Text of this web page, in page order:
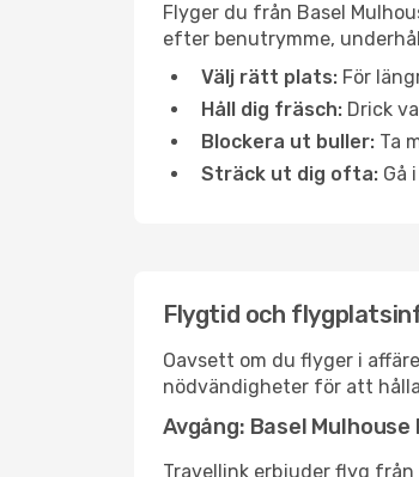
Flyger du från Basel
efter benutrymme,
Välj rätt plats: För
Håll dig fräsch: Drick
Blockera ut buller: Ta
Sträck ut dig ofta: Gå
Flygtid och
Oavsett om du flyger i
nödvändigheter för att
Avgång: Basel
Travellink erbjuder flyg